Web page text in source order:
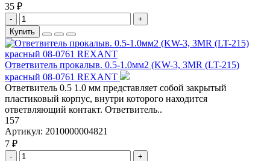
35 ₽
-
+
Купить
Ответвитель прокалыв. 0.5-1.0мм2 (KW-3, 3MR (LT-215)
красный 08-0761 REXANT
Ответвитель 0.5 1.0 мм представляет собой закрытый
пластиковый корпус, внутри которого находится
ответвляющий контакт. Ответвитель..
157
Артикул: 2010000004821
7 ₽
-
+